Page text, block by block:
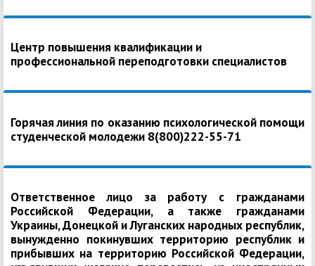
Центр повышения квалификации и
профессиональной переподготовки специалистов
Горячая линия по оказанию психологической помощи
студенческой молодежи 8(800)222-55-71
Ответственное лицо за работу с гражданами
Российской Федерации, а также гражданами
Украины, Донецкой и Луганских народных республик,
вынужденно покинувших территорию республик и
прибывших на территорию Российской Федерации,